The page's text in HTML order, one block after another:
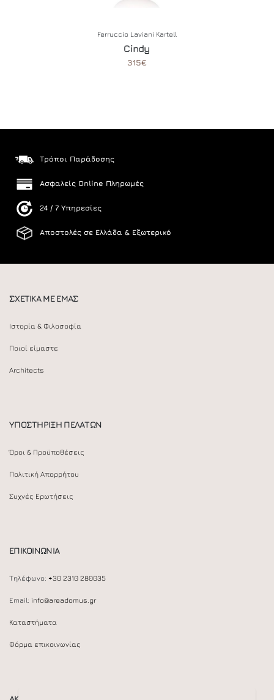
Ferruccio Laviani Kartell
Cindy
315€
Τρόποι Παράδοσης
Ασφαλείς Online Πληρωμές
24 / 7 Υπηρεσίες
Αποστολές σε Ελλάδα & Εξωτερικό
ΣΧΕΤΙΚΑ ΜΕ ΕΜΑΣ
Ιστορία & Φιλοσοφία
Ποιοί είμαστε
Architects
ΥΠΟΣΤΗΡΙΞΗ ΠΕΛΑΤΩΝ
Όροι & Προϋποθέσεις
Πολιτική Απορρήτου
Συχνές Ερωτήσεις
ΕΠΙΚΟΙΝΩΝΙΑ
Τηλέφωνο: +30 2310 280035
Email: info@areadomus.gr
Καταστήματα
Φόρμα επικοινωνίας